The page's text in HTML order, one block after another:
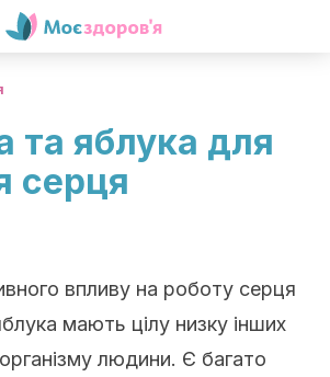
та яблука для
серця
впливу на роботу серця
мають цілу низку інших
людини. Є багато